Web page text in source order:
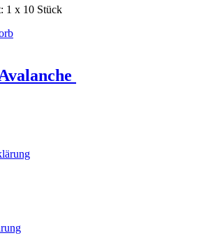
1 x 10 Stück